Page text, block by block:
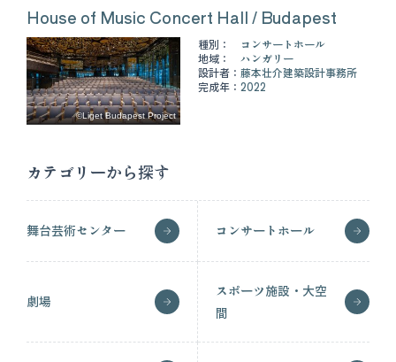
©Liget Budapest Project
House of Music Concert Hall / Budapest
種別：
コンサートホール
地域：
ハンガリー
設計者： 藤本壮介建築設計事務所
完成年： 2022
カテゴリーから探す
舞台芸術センター コンサートホール
劇場
スポーツ施設・大空
間